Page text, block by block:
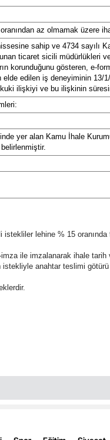
Kastamonu
Kayseri
Kırklareli
Kırşehir
Kütahya
Mardin
Sakarya
az olmamak üzere
sahip ve 4734 sayılı
ticaret sicili
korunduğunu gösteren, e-
edilen iş deneyiminin
ilişkiyi ve bu ilişkinin
yer alan Kamu İhale
lehine % 15 oranında
ile imzalanarak ihale
anahtar teslimi